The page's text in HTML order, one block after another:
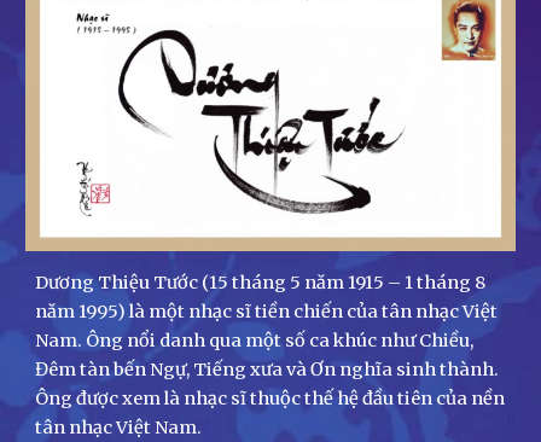
Dương Thiệu Tước (15 tháng 5 năm 1915 – 1 tháng 8
năm 1995) là một nhạc sĩ tiền chiến của tân nhạc Việt
Nam. Ông nổi danh qua một số ca khúc như Chiều,
Đêm tàn bến Ngự, Tiếng xưa và Ơn nghĩa sinh thành.
Ông được xem là nhạc sĩ thuộc thế hệ đầu tiên của nền
tân nhạc Việt Nam.